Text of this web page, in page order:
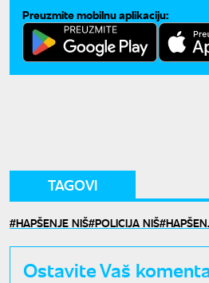
Preuzmite mobilnu aplikaciju:
TAGOVI
HAPŠENJE NIŠ POLICIJA NIŠ
Ostavite Vaš